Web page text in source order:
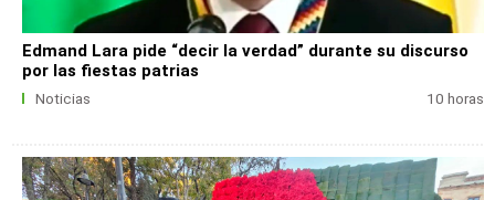
Edmand Lara pide “decir la verdad” durante su discurso
por las fiestas patrias
Noticias 10 horas